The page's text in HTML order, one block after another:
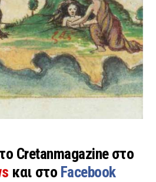
Cretanmagazine στο
και στο Facebook